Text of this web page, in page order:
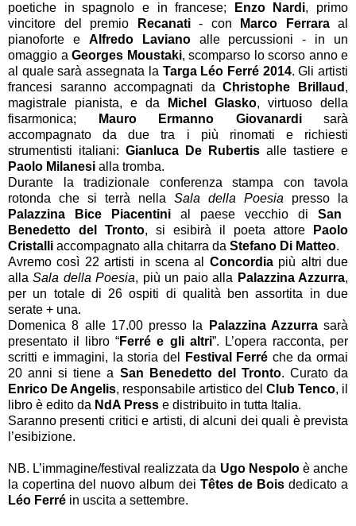
poetiche in spagnolo e in francese;
Enzo Nardi, primo
vincitore del premio
Recanati - con Marco Ferraraal
pianoforte e Alfredo Laviano alle percussioni - in un
omaggio a Georges Moustaki, scomparso lo scorso anno e
al quale sarà assegnata la Targa Léo Ferré 2014. Gli artisti
francesi saranno accompagnati daChristophe Brillaud ,
magistrale pianista, e da
Michel Glasko, virtuoso della
fisarmonica;
Mauro Ermanno Giovanardisarà
accompagnato da due tra i più rinomati e richiesti
strumentisti italiani: Gianluca De Rubertis alle tastiere e
Paolo Milanesi alla tromba.
Durante la tradizionale conferenza stampa con tavola
rotonda che si terrà nella Sala della Poesia presso la
Palazzina Bice Piacentini al paese vecchio di San
Benedetto del Tronto, si esibirà il poeta attore
Paolo
Cristalli accompagnato alla chitarra da Stefano Di Matteo.
Avremo così 22 artisti in scena al Concordia più altri due
allaSala della Poesia, più un paio alla Palazzina Azzurra,
per un totale di 26 ospiti di qualità ben assortita in due
serate + una.
Domenica 8 alle 17.00 presso la
Palazzina Azzurrasarà
presentato il libro “Ferré e gli altri”. L’opera racconta, per
scritti e immagini, la storia del
Festival Ferré che da ormai
20 anni si tiene a San Benedetto del Tronto. Curato da
Enrico De Angelis, responsabile artistico del Club Tenco, il
libro è edito da NdA Press e distribuito in tutta Italia.
Saranno presenti critici e artisti, di alcuni dei quali è prevista
l’esibizione.
NB. L’immagine/festival realizzata da Ugo Nespoloè anche
la copertina del nuovo album dei Têtes de Bois dedicato a
Léo Ferré in uscita a settembre.